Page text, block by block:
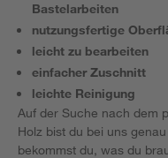
Bastelarbeiten
nutzungsfertige
leicht zu bearbeiten
einfacher Zuschnitt
leichte Reinigung
Auf der Suche nach dem
Holz bist du bei uns
bekommst du, was du